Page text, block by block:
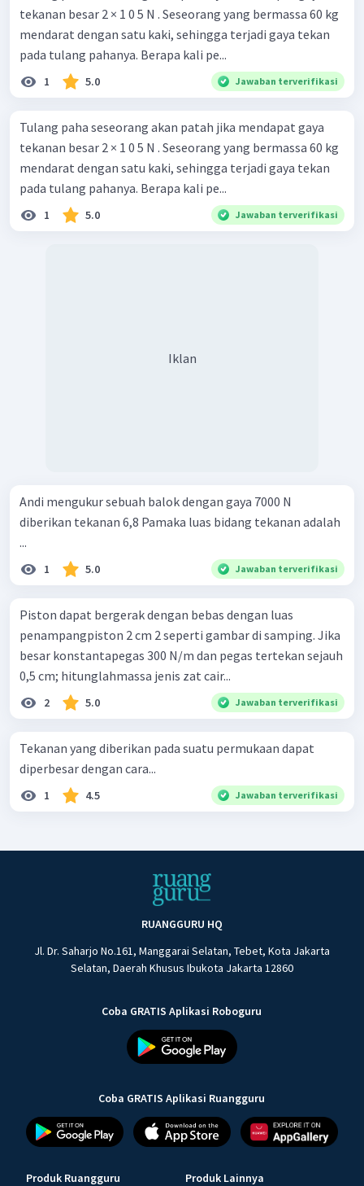
tekanan besar 2 × 1 0 5 N . Seseorang yang bermassa 60 kg
mendarat dengan satu kaki, sehingga terjadi gaya tekan
pada tulang pahanya. Berapa kali pe...
1 5.0 Jawaban terverifikasi
Tulang paha seseorang akan patah jika mendapat gaya
tekanan besar 2 × 1 0 5 N . Seseorang yang bermassa 60 kg
mendarat dengan satu kaki, sehingga terjadi gaya tekan
pada tulang pahanya. Berapa kali pe...
1 5.0 Jawaban terverifikasi
Iklan
Andi mengukur sebuah balok dengan gaya 7000 N
diberikan tekanan 6,8 Pamaka luas bidang tekanan adalah
...
1 5.0 Jawaban terverifikasi
Piston dapat bergerak dengan bebas dengan luas
penampangpiston 2 cm 2 seperti gambar di samping. Jika
besar konstantapegas 300 N/m dan pegas tertekan sejauh
0,5 cm; hitunglahmassa jenis zat cair...
2 5.0 Jawaban terverifikasi
Tekanan yang diberikan pada suatu permukaan dapat
diperbesar dengan cara...
1 4.5 Jawaban terverifikasi
RUANGGURU HQ
Jl. Dr. Saharjo No.161, Manggarai Selatan, Tebet, Kota Jakarta
Selatan, Daerah Khusus Ibukota Jakarta 12860
Coba GRATIS Aplikasi Roboguru
Coba GRATIS Aplikasi Ruangguru
Produk Ruangguru Produk Lainnya